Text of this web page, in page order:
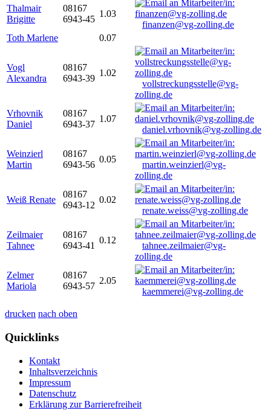
Thalmair
Brigitte
08167
6943-45
1.03
finanzen@vg-zolling.de
Toth Marlene
0.07
Vogl
Alexandra
08167
6943-39
1.02
vollstreckungsstelle@vg-
zolling.de
Vrhovnik
Daniel
08167
6943-37
1.07
daniel.vrhovnik@vg-zolling.de
Weinzierl
Martin
08167
6943-56
0.05
martin.weinzierl@vg-
zolling.de
Weiß Renate
08167
6943-12
0.02
renate.weiss@vg-zolling.de
Zeilmaier
Tahnee
08167
6943-41
0.12
tahnee.zeilmaier@vg-
zolling.de
Zelmer
Mariola
08167
6943-57
2.05
kaemmerei@vg-zolling.de
drucken nach oben
Quicklinks
Kontakt
Inhaltsverzeichnis
Impressum
Datenschutz
Erklärung zur Barrierefreiheit